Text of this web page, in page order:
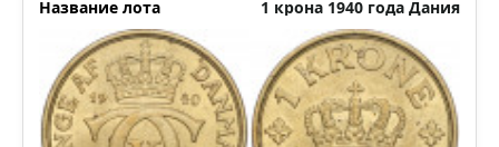
1 крона 1940 года Дания